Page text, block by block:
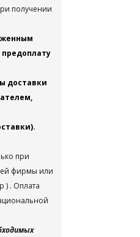
получении
доставки
при
фирмы или
) . Оплата